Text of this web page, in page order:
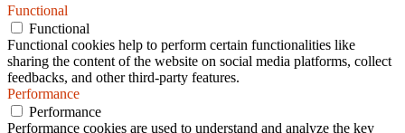
Functional
Functional
Functional cookies help to perform certain functionalities like
sharing the content of the website on social media platforms, collect
feedbacks, and other third-party features.
Performance
Performance
Performance cookies are used to understand and analyze the key